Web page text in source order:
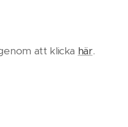
att klicka här.